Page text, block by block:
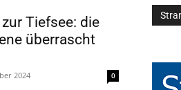
Tiefsee: die
überrascht
2024 0